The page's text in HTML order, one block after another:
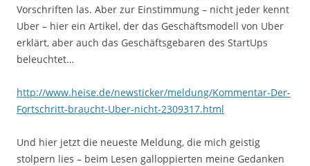
Vorschriften las. Aber zur Einstimmung – nicht jeder kennt
Uber – hier ein Artikel, der das Geschäftsmodell von Uber
erklärt, aber auch das Geschäftsgebaren des StartUps
beleuchtet…
http://www.heise.de/newsticker/meldung/Kommentar-Der-
Fortschritt-braucht-Uber-nicht-2309317.html
Und hier jetzt die neueste Meldung, die mich geistig
stolpern lies – beim Lesen galloppierten meine Gedanken